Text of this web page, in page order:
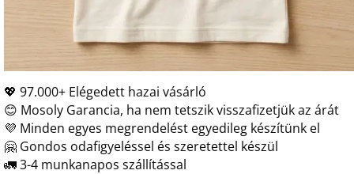
💖 97.000+ Elégedett hazai vásárló
😊 Mosoly Garancia, ha nem tetszik visszafizetjük az árát
💜 Minden egyes megrendelést egyedileg készítünk el
🤗 Gondos odafigyeléssel és szeretettel készül
🚛 3-4 munkanapos szállítással